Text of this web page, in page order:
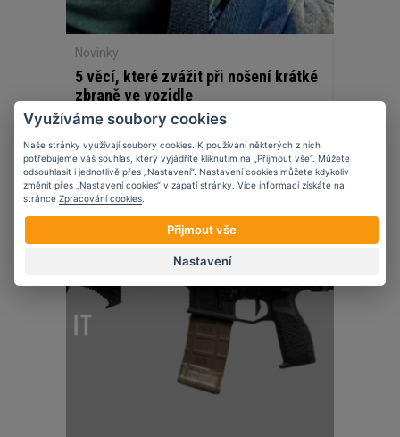
Novinky
5 věcí, které zvážit při nošení krátké
zbraně ve vozidle
07 11
Využíváme soubory cookies
Naše stránky využívají soubory cookies. K používání některých z nich
potřebujeme váš souhlas, který vyjádříte kliknutím na „Přijmout vše“. Můžete
odsouhlasit i jednotlivě přes „Nastavení“. Nastavení cookies můžete kdykoliv
změnit přes „Nastavení cookies“ v zápatí stránky. Více informací získáte na
stránce Zpracování cookies
Přijmout vše
Nastavení